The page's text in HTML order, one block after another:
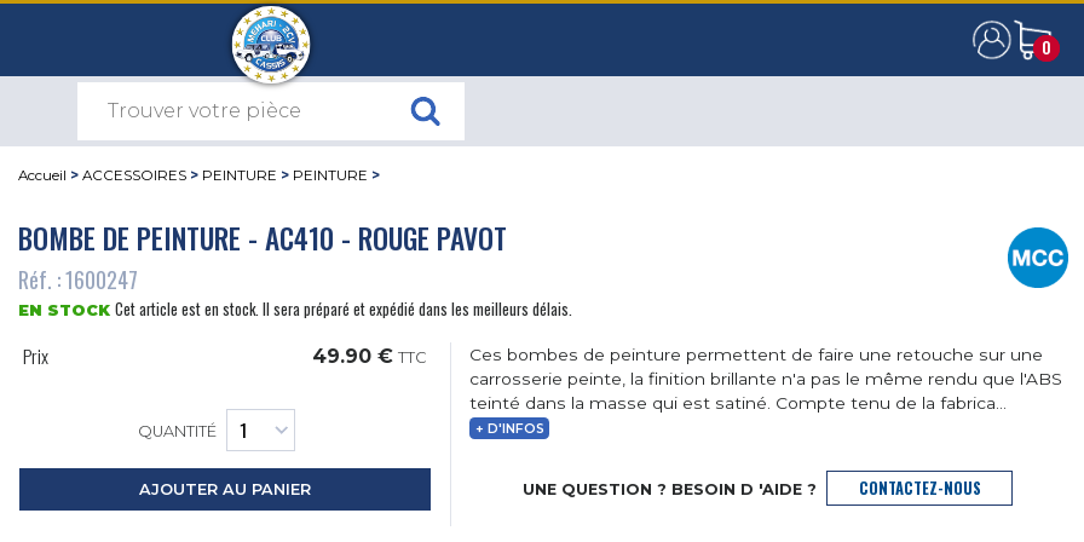
0
0
Accueil > ACCESSOIRES > PEINTURE > PEINTURE >
BOMBE DE PEINTURE - AC410 - ROUGE PAVOT
Réf. : 1600247
EN STOCK Cet article est en stock. Il sera préparé et expédié dans les meilleurs délais.
Prix 49.90 € TTC
QUANTITÉ
AJOUTER AU PANIER
Ces bombes de peinture permettent de faire une retouche sur une
carrosserie peinte, la finition brillante n'a pas le même rendu que l'ABS
teinté dans la masse qui est satiné. Compte tenu de la fabrica...
+ D'INFOS
UNE QUESTION ? BESOIN D 'AIDE ? CONTACTEZ-NOUS